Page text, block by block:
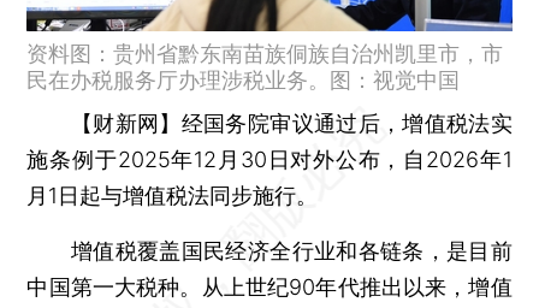
资料图：贵州省黔东南苗族侗族自治州凯里市，市
民在办税服务厅办理涉税业务。图：视觉中国
【财新网】 经国务院审议通过后，增值税法实
施条例于2025年12月30日对外公布，自2026年1
月1日起与增值税法同步施行。
增值税覆盖国民经济全行业和各链条，是目前
中国第一大税种。从上世纪90年代推出以来，增值